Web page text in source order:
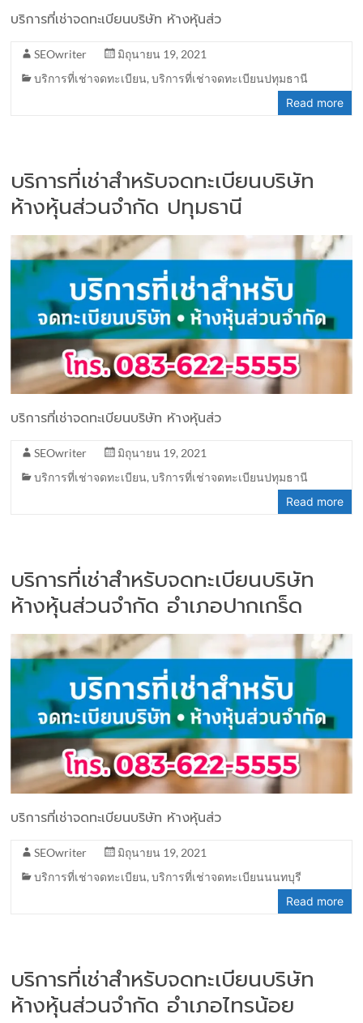
บริการที่เช่าจดทะเบียนบริษัท ห้างหุ้นส่ว
SEOwriter
มิถุนายน 19, 2021
บริการที่เช่าจดทะเบียน,บริการที่เช่าจดทะเบียนปทุมธานี
Read more
บริการที่เช่าสำหรับจดทะเบียนบริษัท
ห้างหุ้นส่วนจำกัด ปทุมธานี
บริการที่เช่าจดทะเบียนบริษัท ห้างหุ้นส่ว
SEOwriter
มิถุนายน 19, 2021
บริการที่เช่าจดทะเบียน,บริการที่เช่าจดทะเบียนปทุมธานี
Read more
บริการที่เช่าสำหรับจดทะเบียนบริษัท
ห้างหุ้นส่วนจำกัด อำเภอปากเกร็ด
บริการที่เช่าจดทะเบียนบริษัท ห้างหุ้นส่ว
SEOwriter
มิถุนายน 19, 2021
บริการที่เช่าจดทะเบียน,บริการที่เช่าจดทะเบียนนนทบุรี
Read more
บริการที่เช่าสำหรับจดทะเบียนบริษัท
ห้างหุ้นส่วนจำกัด อำเภอไทรน้อย